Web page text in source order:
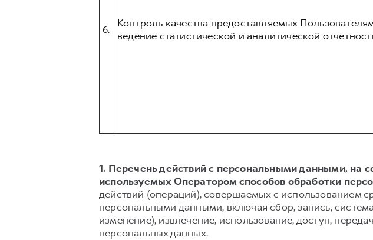
6.
Контроль качества предоставляемых
ведение статистической и аналитической
1. Перечень действий с персональными данными, на
используемых Оператором способов обработки
действий (операций), совершаемых с использованием
персональными данными, включая сбор, запись,
изменение), извлечение, использование, доступ,
персональных данных.